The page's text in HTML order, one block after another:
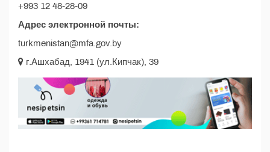
+993 12 48-28-09
Адрес электронной почты:
turkmenistan@mfa.gov.by
г.Ашхабад, 1941 (ул.Кипчак), 39